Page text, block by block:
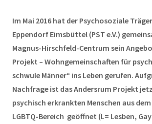
Im Mai 2016 hat der Psychosoziale
Eppendorf Eimsbüttel (PST e.V.)
Magnus-Hirschfeld-Centrum sein
Projekt – Wohngemeinschaften für
schwule Männer“ ins Leben gerufen.
Nachfrage ist das Andersrum Projekt
psychisch erkrankten Menschen aus
LGBTQ-Bereich geöffnet (L= Lesben,